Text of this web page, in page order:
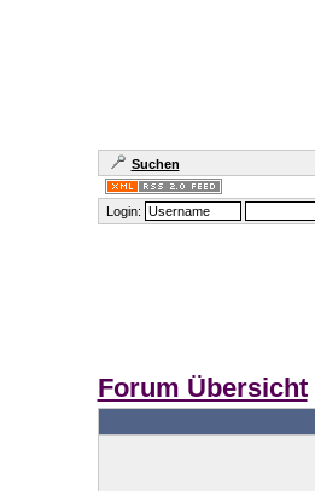
Suchen
Login:
Forum Übersicht